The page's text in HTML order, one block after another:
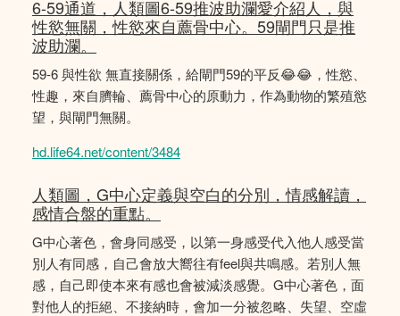
6-59通道，人類圖6-59推波助瀾愛介紹人，與
性慾無關，性慾來自薦骨中心。59閘門只是推
波助瀾。
59-6 與性欲 無直接關係，給閘門59的平反😂😂，性慾、
性趣，來自臍輪、薦骨中心的原動力，作為動物的繁殖慾
望，與閘門無關。
hd.life64.net/content/3484
人類圖，G中心定義與空白的分別，情感解讀，
感情合盤的重點。
G中心著色，會身同感受，以第一身感受代入他人感受當
別人有同感，自己會放大嚮往有feel與共鳴感。若別人無
感，自己即使本來有感也會被減淡感覺。G中心著色，面
對他人的拒絕、不接納時，會加一分被忽略、失望、空虛